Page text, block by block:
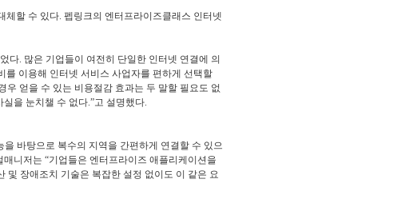
할 수 있다. 펩링크의 엔터프라이즈클래스 인터넷
다. 많은 기업들이 여전히 단일한 인터넷 연결에 의
를 이용해 인터넷 서비스 사업자를 편하게 선택할
얻을 수 있는 비용절감 효과는 두 말할 필요도 없
을 눈치챌 수 없다.”고 설명했다.
바탕으로 복수의 지역을 간편하게 연결할 수 있으
니저는 “기업들은 엔터프라이즈 애플리케이션을
및 장애조치 기술은 복잡한 설정 없이도 이 같은 요